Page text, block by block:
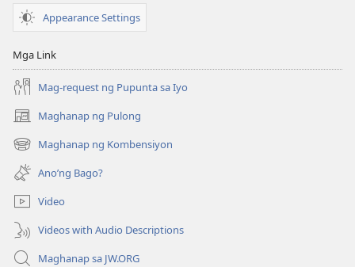
Appearance Settings
Mga Link
Mag-request ng Pupunta sa Iyo
Maghanap ng Pulong
(may
bubukas
na
bagong
window)
Maghanap ng Kombensiyon
(may
bubukas
na
bagong
window)
Ano’ng Bago?
Video
Videos with Audio Descriptions
Maghanap sa JW.ORG